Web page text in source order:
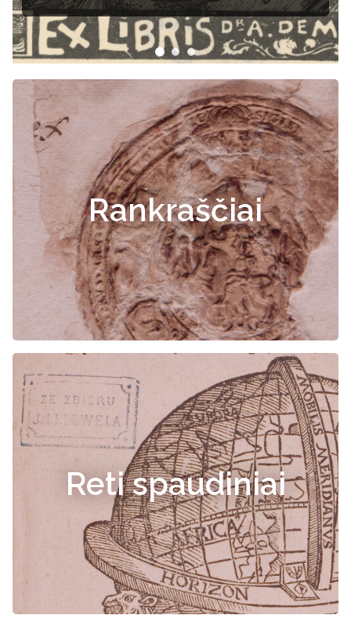
Rankraščiai
Reti spaudiniai